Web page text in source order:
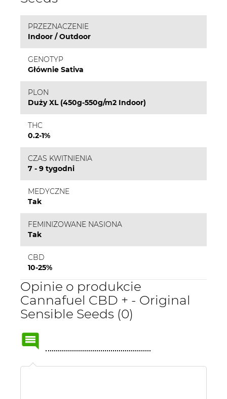
PRZEZNACZENIE
Indoor / Outdoor
GENOTYP
Głównie Sativa
PLON
Duży XL (450g-550g/m2 Indoor)
THC
0.2-1%
CZAS KWITNIENIA
7 - 9 tygodni
MEDYCZNE
Tak
FEMINIZOWANE NASIONA
Tak
CBD
10-25%
Opinie o produkcie
Cannafuel CBD + - Original
Sensible Seeds (0)